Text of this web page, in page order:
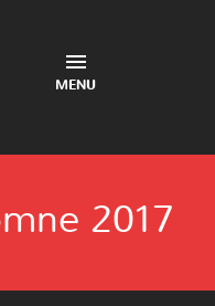
MENU
2017